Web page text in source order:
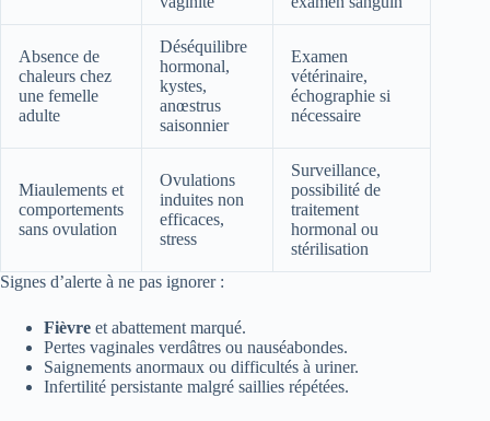
Absence de
chaleurs chez
une femelle
adulte
Déséquilibre
hormonal,
kystes,
anœstrus
saisonnier
Examen
vétérinaire,
échographie si
nécessaire
Miaulements et
comportements
sans ovulation
Ovulations
induites non
efficaces,
stress
Surveillance,
possibilité de
traitement
hormonal ou
stérilisation
Signes d’alerte à ne pas ignorer :
Fièvre et abattement marqué.
Pertes vaginales verdâtres ou nauséabondes.
Saignements anormaux ou difficultés à uriner.
Infertilité persistante malgré saillies répétées.